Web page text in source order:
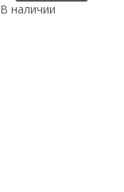
В наличии